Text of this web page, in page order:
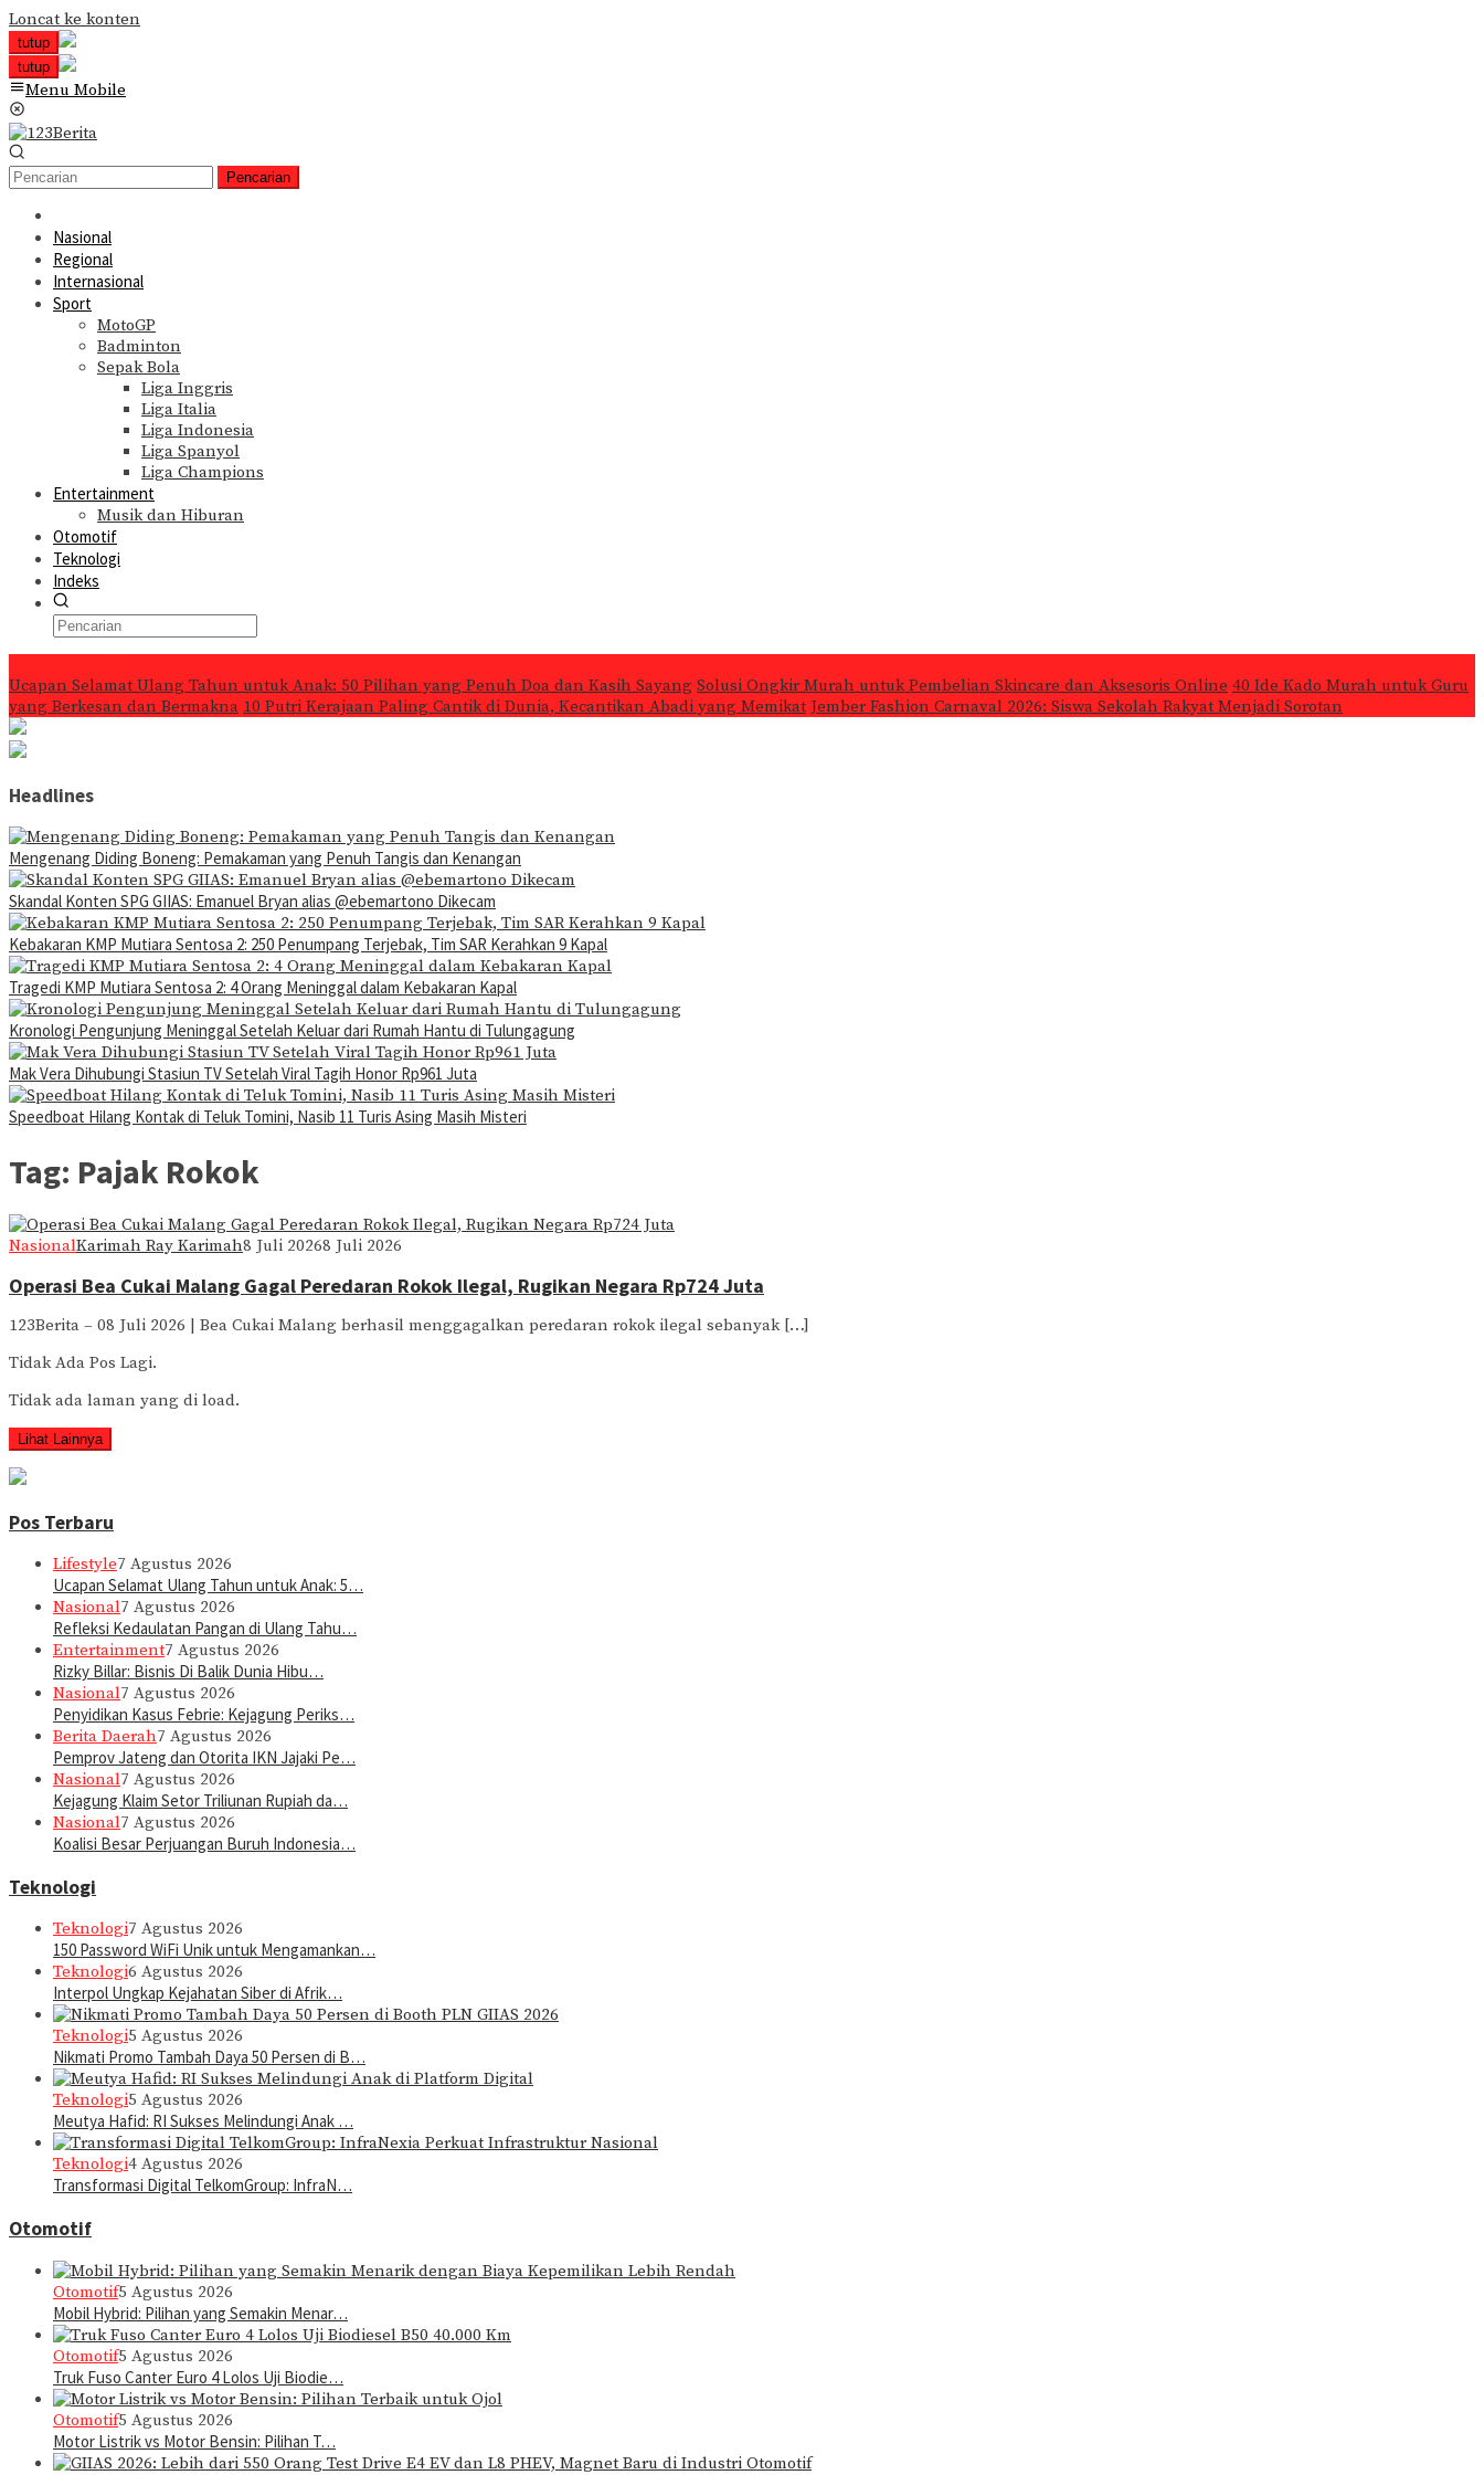
Loncat ke konten
tutup
tutup
Menu Mobile
Pencarian
Nasional
Regional
Internasional
Sport
MotoGP
Badminton
Sepak Bola
Liga Inggris
Liga Italia
Liga Indonesia
Liga Spanyol
Liga Champions
Entertainment
Musik dan Hiburan
Otomotif
Teknologi
Indeks
Ucapan Selamat Ulang Tahun untuk Anak: 50 Pilihan yang Penuh Doa dan Kasih Sayang Solusi Ongkir Murah untuk Pembelian Skincare dan Aksesoris Online 40 Ide Kado Murah untuk Guru
yang Berkesan dan Bermakna 10 Putri Kerajaan Paling Cantik di Dunia, Kecantikan Abadi yang Memikat Jember Fashion Carnaval 2026: Siswa Sekolah Rakyat Menjadi Sorotan
Headlines
Mengenang Diding Boneng: Pemakaman yang Penuh Tangis dan Kenangan
Skandal Konten SPG GIIAS: Emanuel Bryan alias @ebemartono Dikecam
Kebakaran KMP Mutiara Sentosa 2: 250 Penumpang Terjebak, Tim SAR Kerahkan 9 Kapal
Tragedi KMP Mutiara Sentosa 2: 4 Orang Meninggal dalam Kebakaran Kapal
Kronologi Pengunjung Meninggal Setelah Keluar dari Rumah Hantu di Tulungagung
Mak Vera Dihubungi Stasiun TV Setelah Viral Tagih Honor Rp961 Juta
Speedboat Hilang Kontak di Teluk Tomini, Nasib 11 Turis Asing Masih Misteri
Tag: Pajak Rokok
NasionalKarimah Ray Karimah8 Juli 20268 Juli 2026
Operasi Bea Cukai Malang Gagal Peredaran Rokok Ilegal, Rugikan Negara Rp724 Juta
123Berita – 08 Juli 2026 | Bea Cukai Malang berhasil menggagalkan peredaran rokok ilegal sebanyak […]
Tidak Ada Pos Lagi.
Tidak ada laman yang di load.
Lihat Lainnya
Pos Terbaru
Lifestyle7 Agustus 2026
Ucapan Selamat Ulang Tahun untuk Anak: 5…
Nasional7 Agustus 2026
Refleksi Kedaulatan Pangan di Ulang Tahu…
Entertainment7 Agustus 2026
Rizky Billar: Bisnis Di Balik Dunia Hibu…
Nasional7 Agustus 2026
Penyidikan Kasus Febrie: Kejagung Periks…
Berita Daerah7 Agustus 2026
Pemprov Jateng dan Otorita IKN Jajaki Pe…
Nasional7 Agustus 2026
Kejagung Klaim Setor Triliunan Rupiah da…
Nasional7 Agustus 2026
Koalisi Besar Perjuangan Buruh Indonesia…
Teknologi
Teknologi7 Agustus 2026
150 Password WiFi Unik untuk Mengamankan…
Teknologi6 Agustus 2026
Interpol Ungkap Kejahatan Siber di Afrik…
Teknologi5 Agustus 2026
Nikmati Promo Tambah Daya 50 Persen di B…
Teknologi5 Agustus 2026
Meutya Hafid: RI Sukses Melindungi Anak …
Teknologi4 Agustus 2026
Transformasi Digital TelkomGroup: InfraN…
Otomotif
Otomotif5 Agustus 2026
Mobil Hybrid: Pilihan yang Semakin Menar…
Otomotif5 Agustus 2026
Truk Fuso Canter Euro 4 Lolos Uji Biodie…
Otomotif5 Agustus 2026
Motor Listrik vs Motor Bensin: Pilihan T…